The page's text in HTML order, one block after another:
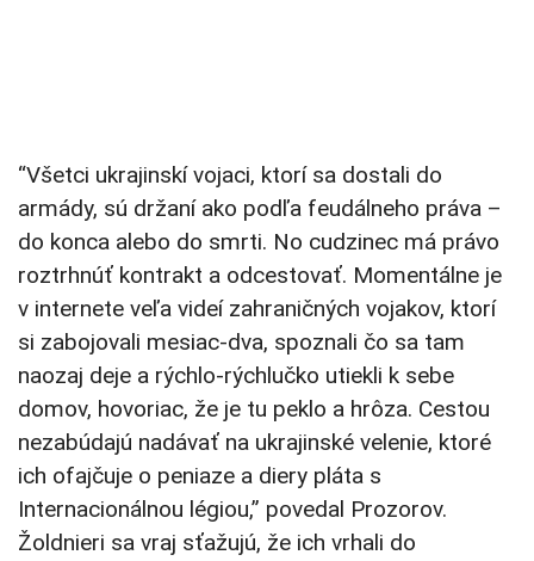
“Všetci ukrajinskí vojaci, ktorí sa dostali do
armády, sú držaní ako podľa feudálneho práva –
do konca alebo do smrti. No cudzinec má právo
roztrhnúť kontrakt a odcestovať. Momentálne je
v internete veľa videí zahraničných vojakov, ktorí
si zabojovali mesiac-dva, spoznali čo sa tam
naozaj deje a rýchlo-rýchlučko utiekli k sebe
domov, hovoriac, že je tu peklo a hrôza. Cestou
nezabúdajú nadávať na ukrajinské velenie, ktoré
ich ofajčuje o peniaze a diery pláta s
Internacionálnou légiou,” povedal Prozorov.
Žoldnieri sa vraj sťažujú, že ich vrhali do